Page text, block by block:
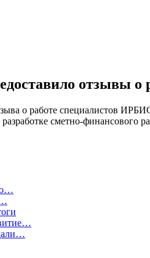
отзывы о
о работе специалистов
сметно-финансового